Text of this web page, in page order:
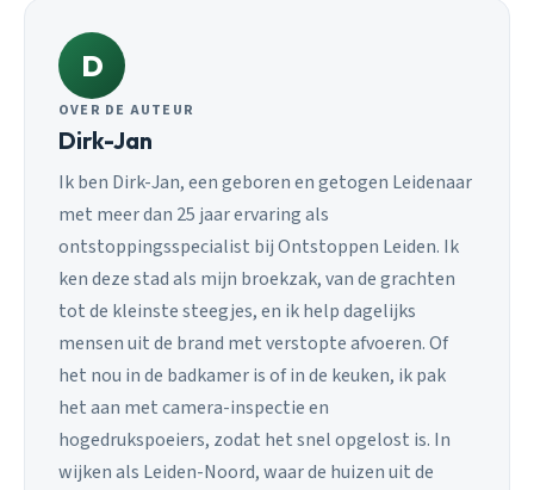
D
OVER DE AUTEUR
Dirk-Jan
Ik ben Dirk-Jan, een geboren en getogen Leidenaar
met meer dan 25 jaar ervaring als
ontstoppingsspecialist bij Ontstoppen Leiden. Ik
ken deze stad als mijn broekzak, van de grachten
tot de kleinste steegjes, en ik help dagelijks
mensen uit de brand met verstopte afvoeren. Of
het nou in de badkamer is of in de keuken, ik pak
het aan met camera-inspectie en
hogedrukspoeiers, zodat het snel opgelost is. In
wijken als Leiden-Noord, waar de huizen uit de